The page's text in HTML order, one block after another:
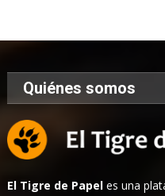
Quiénes somos
El Tigre de Papel es una